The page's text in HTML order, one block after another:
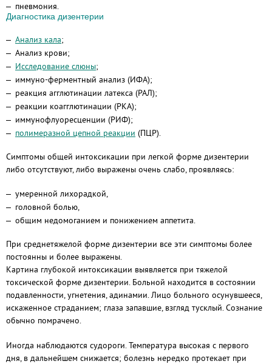
пневмония.
Диагностика дизентерии
Анализ кала;
Анализ крови;
Исследование слюны;
иммуно-ферментный анализ (ИФА);
реакция агглютинации латекса (РАЛ);
реакции коагглютинации (РКА);
иммунофлуоресценции (РИФ);
полимеразной цепной реакции (ПЦР).
Симптомы общей интоксикации при легкой форме дизентерии
либо отсутствуют, либо выражены очень слабо, проявляясь:
умеренной лихорадкой,
головной болью,
общим недомоганием и понижением аппетита.
При среднетяжелой форме дизентерии все эти симптомы более
постоянны и более выражены.
Картина глубокой интоксикации выявляется при тяжелой
токсической форме дизентерии. Больной находится в состоянии
подавленности, угнетения, адинамии. Лицо больного осунувшееся,
искаженное страданием; глаза запавшие, взгляд тусклый. Сознание
обычно помрачено.
Иногда наблюдаются судороги. Температура высокая с первого
дня, в дальнейшем снижается; болезнь нередко протекает при